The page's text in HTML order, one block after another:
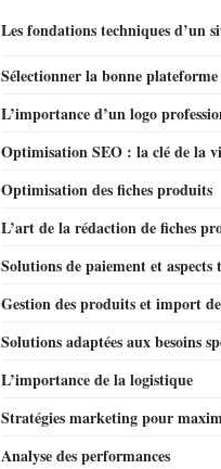
Les fondations techniques d’un
Sélectionner la bonne plateforme
L’importance d’un logo
Optimisation SEO : la clé de la
Optimisation des fiches produits
L’art de la rédaction de fiches
Solutions de paiement et aspects
Gestion des produits et import
Solutions adaptées aux besoins
L’importance de la logistique
Stratégies marketing pour
Analyse des performances